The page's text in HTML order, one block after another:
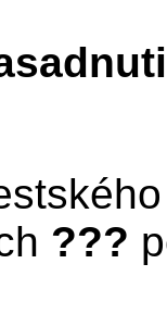
???